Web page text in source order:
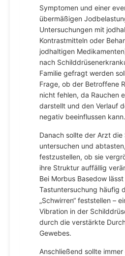
Symptomen und einer
übermäßigen
Untersuchungen mit
Kontrastmitteln oder
jodhaltigen
nach
Familie gefragt werden
Frage, ob der Betroffene
nicht fehlen, da Rauchen
darstellt und den Verlauf
negativ beeinflussen kann.
Danach sollte der Arzt die
untersuchen und
festzustellen, ob sie
ihre Struktur auffällig
Bei Morbus Basedow
Tastuntersuchung häufig
„Schwirren“ feststellen –
Vibration in der
durch die verstärkte
Gewebes.
Anschließend sollte